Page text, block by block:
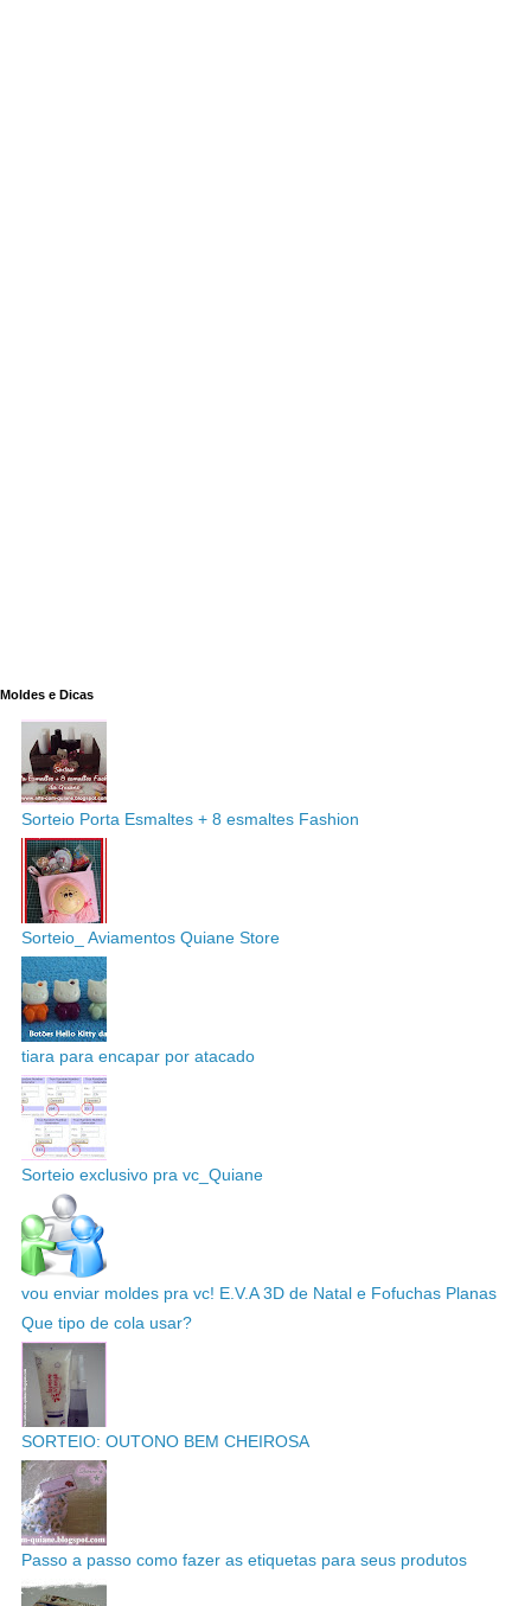
Moldes e Dicas
Sorteio Porta Esmaltes + 8 esmaltes Fashion
Sorteio_ Aviamentos Quiane Store
tiara para encapar por atacado
Sorteio exclusivo pra vc_Quiane
vou enviar moldes pra vc! E.V.A 3D de Natal e Fofuchas Planas
Que tipo de cola usar?
SORTEIO: OUTONO BEM CHEIROSA
Passo a passo como fazer as etiquetas para seus produtos